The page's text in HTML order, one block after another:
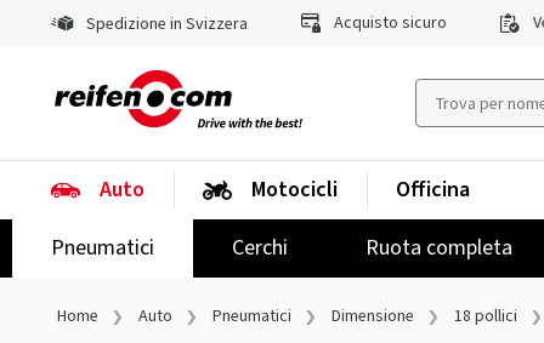
Spedizione in Svizzera Acquisto sicuro
Auto
Pneumatici
Cerchi Ruota completa
Motocicli Officina
Home Auto Pneumatici Dimensione 18 pollici